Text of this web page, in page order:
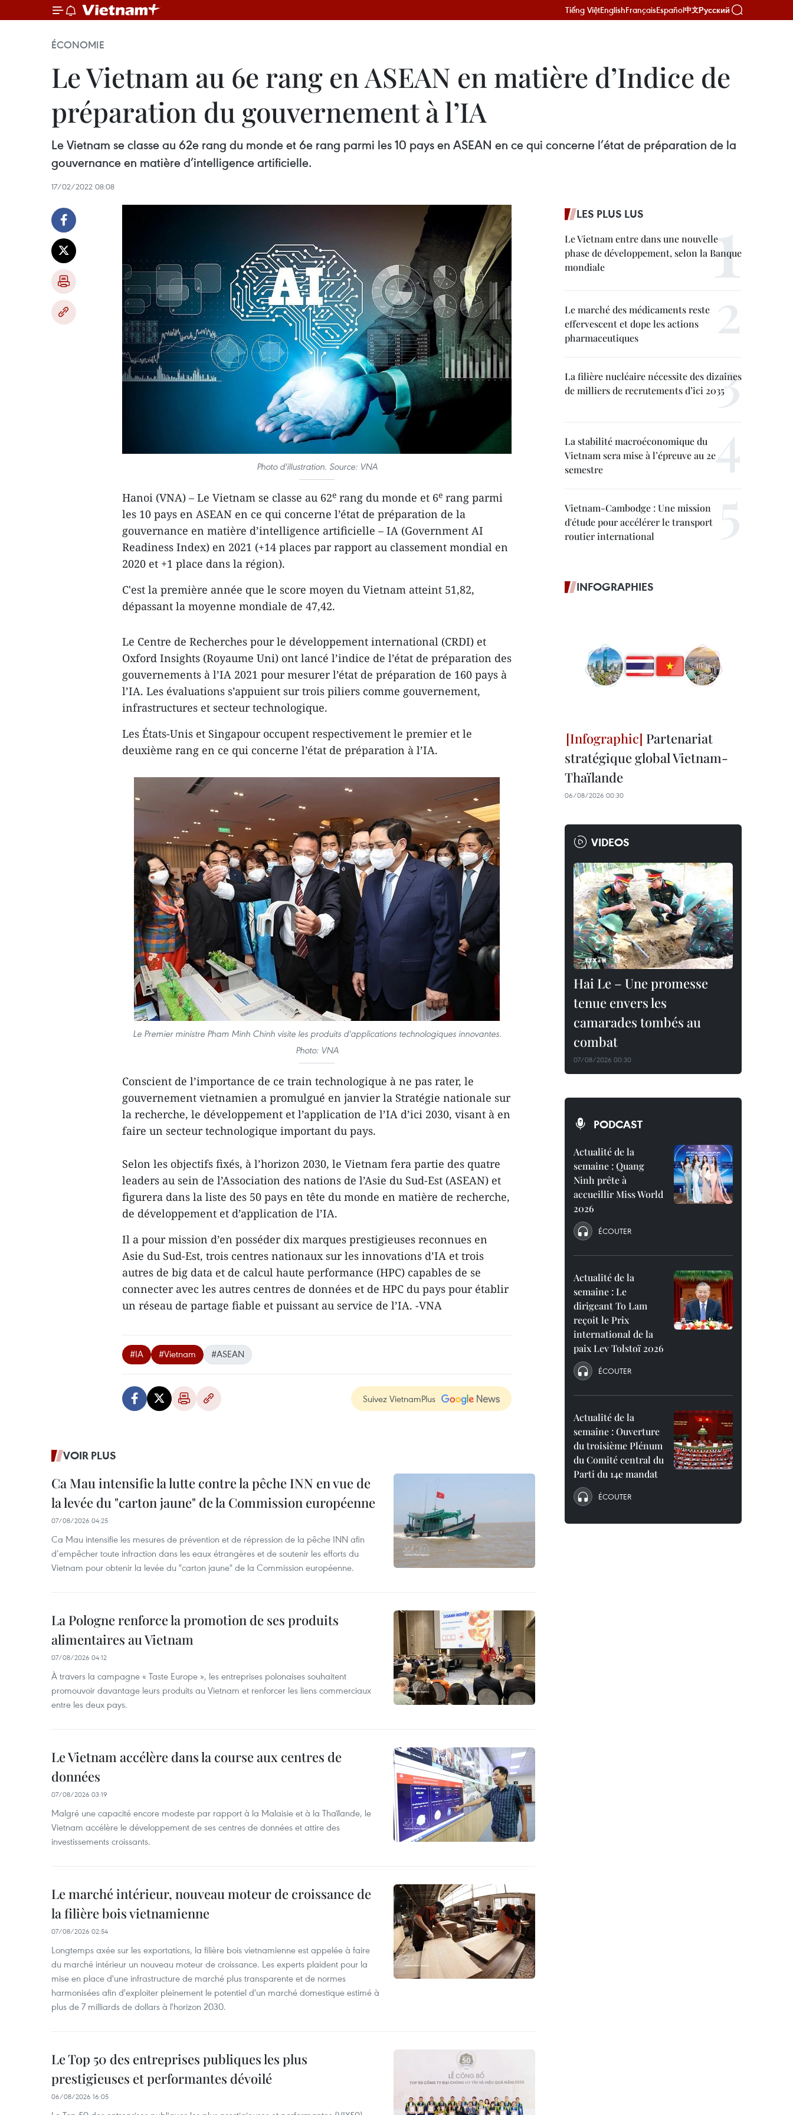
Tiếng ViệtEnglishFrançaisEspañol中文Русский
ÉCONOMIE
Le Vietnam au 6e rang en ASEAN en matière d’Indice de
préparation du gouvernement à l’IA
Le Vietnam se classe au 62e rang du monde et 6e rang parmi les 10 pays en ASEAN en ce qui concerne l’état de préparation de la
gouvernance en matière d’intelligence artificielle.
17/02/2022 08:08
Photo d'illustration. Source: VNA
Hanoi (VNA) – Le Vietnam se classe au 62e rang du monde et 6e rang parmi
les 10 pays en ASEAN en ce qui concerne l’état de préparation de la
gouvernance en matière d’intelligence artificielle – IA (Government AI
Readiness Index) en 2021 (+14 places par rapport au classement mondial en
2020 et +1 place dans la région).
C'est la première année que le score moyen du Vietnam atteint 51,82,
dépassant la moyenne mondiale de 47,42.
Le Centre de Recherches pour le développement international (CRDI) et
Oxford Insights (Royaume Uni) ont lancé l’indice de l’état de préparation des
gouvernements à l’IA 2021 pour mesurer l’état de préparation de 160 pays à
l’IA. Les évaluations s’appuient sur trois piliers comme gouvernement,
infrastructures et secteur technologique.
Les États-Unis et Singapour occupent respectivement le premier et le
deuxième rang en ce qui concerne l’état de préparation à l’IA.
Le Premier ministre Pham Minh Chinh visite les produits d'applications technologiques innovantes.
Photo: VNA
Conscient de l’importance de ce train technologique à ne pas rater, le
gouvernement vietnamien a promulgué en janvier la Stratégie nationale sur
la recherche, le développement et l’application de l’IA d’ici 2030, visant à en
faire un secteur technologique important du pays.
Selon les objectifs fixés, à l’horizon 2030, le Vietnam fera partie des quatre
leaders au sein de l’Association des nations de l’Asie du Sud-Est (ASEAN) et
figurera dans la liste des 50 pays en tête du monde en matière de recherche,
de développement et d’application de l’IA.
Il a pour mission d’en posséder dix marques prestigieuses reconnues en
Asie du Sud-Est, trois centres nationaux sur les innovations d’IA et trois
autres de big data et de calcul haute performance (HPC) capables de se
connecter avec les autres centres de données et de HPC du pays pour établir
un réseau de partage fiable et puissant au service de l’IA. -VNA
#IA #Vietnam #ASEAN
Suivez VietnamPlus
VOIR PLUS
Ca Mau intensifie la lutte contre la pêche INN en vue de
la levée du "carton jaune" de la Commission européenne
07/08/2026 04:25
Ca Mau intensifie les mesures de prévention et de répression de la pêche INN afin
d’empêcher toute infraction dans les eaux étrangères et de soutenir les efforts du
Vietnam pour obtenir la levée du "carton jaune" de la Commission européenne.
La Pologne renforce la promotion de ses produits
alimentaires au Vietnam
07/08/2026 04:12
À travers la campagne « Taste Europe », les entreprises polonaises souhaitent
promouvoir davantage leurs produits au Vietnam et renforcer les liens commerciaux
entre les deux pays.
Le Vietnam accélère dans la course aux centres de
données
07/08/2026 03:19
Malgré une capacité encore modeste par rapport à la Malaisie et à la Thaïlande, le
Vietnam accélère le développement de ses centres de données et attire des
investissements croissants.
Le marché intérieur, nouveau moteur de croissance de
la filière bois vietnamienne
07/08/2026 02:54
Longtemps axée sur les exportations, la filière bois vietnamienne est appelée à faire
du marché intérieur un nouveau moteur de croissance. Les experts plaident pour la
mise en place d'une infrastructure de marché plus transparente et de normes
harmonisées afin d'exploiter pleinement le potentiel d'un marché domestique estimé à
plus de 7 milliards de dollars à l'horizon 2030.
Le Top 50 des entreprises publiques les plus
prestigieuses et performantes dévoilé
06/08/2026 16:05
LES PLUS LUS
Le Vietnam entre dans une nouvelle
phase de développement, selon la Banque
mondiale
Le marché des médicaments reste
effervescent et dope les actions
pharmaceutiques
La filière nucléaire nécessite des dizaines
de milliers de recrutements d’ici 2035
La stabilité macroéconomique du
Vietnam sera mise à l’épreuve au 2e
semestre
Vietnam-Cambodge : Une mission
d'étude pour accélérer le transport
routier international
INFOGRAPHIES
Partenariat
stratégique global Vietnam-
Thaïlande
06/08/2026 00:30
VIDEOS
Hai Le – Une promesse
tenue envers les
camarades tombés au
combat
07/08/2026 00:30
PODCAST
Actualité de la
semaine : Quang
Ninh prête à
accueillir Miss World
2026
ÉCOUTER
Actualité de la
semaine : Le
dirigeant To Lam
reçoit le Prix
international de la
paix Lev Tolstoï 2026
ÉCOUTER
Actualité de la
semaine : Ouverture
du troisième Plénum
du Comité central du
Parti du 14e mandat
ÉCOUTER